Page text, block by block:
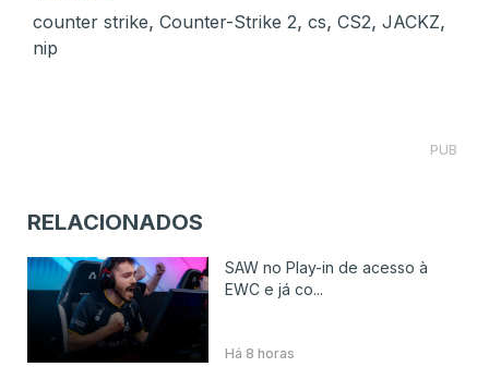
counter strike, Counter-Strike 2, cs, CS2, JACKZ,
nip
PUB
RELACIONADOS
SAW no Play-in de acesso à
EWC e já co...
Há 8 horas